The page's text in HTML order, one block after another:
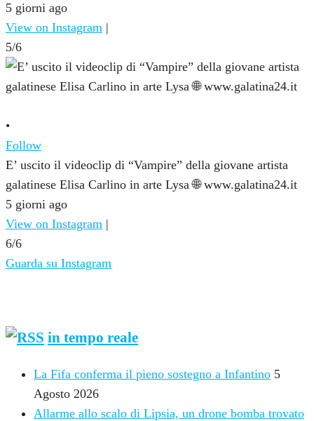
5 giorni ago
View on Instagram |
5/6
•
Follow
E’ uscito il videoclip di “Vampire” della giovane artista
galatinese Elisa Carlino in arte Lysa 🌐 www.galatina24.it
5 giorni ago
View on Instagram |
6/6
Guarda su Instagram
in tempo reale
La Fifa conferma il pieno sostegno a Infantino 5
Agosto 2026
Allarme allo scalo di Lipsia, un drone bomba trovato